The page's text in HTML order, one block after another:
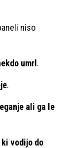
niso
umrl .
.
ali ga le
vodijo do